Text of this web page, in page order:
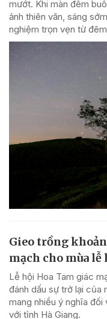
mướt. Khi màn đêm
ảnh thiên văn, sáng
nghiệm trọn vẹn từ
Gieo trồng
mạch cho mùa lễ
Lễ hội Hoa Tam giác
đánh dấu sự trở lại của
mang nhiều ý nghĩa đối
với tỉnh Hà Giang.